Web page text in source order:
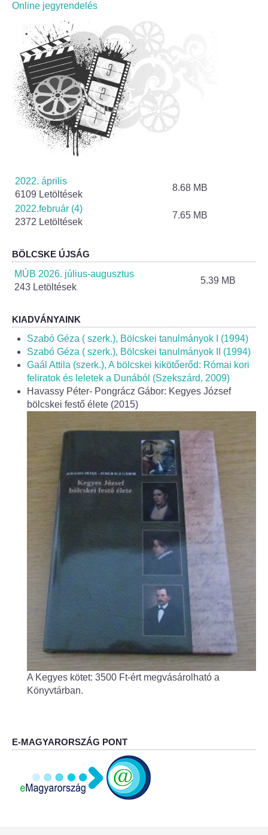
Online jegyrendelés
2022. április
6109 Letöltések
8.68 MB
2022.február (4)
2372 Letöltések
7.65 MB
BÖLCSKE ÚJSÁG
MÚB 2026. július-augusztus
243 Letöltések
5.39 MB
KIADVÁNYAINK
Szabó Géza ( szerk.), Bölcskei tanulmányok I (1994)
Szabó Géza ( szerk.), Bölcskei tanulmányok II (1994)
Gaál Attila (szerk.), A bölcskei kikötőerőd: Római kori
feliratok és leletek a Dunából (Szekszárd, 2009)
Havassy Péter- Pongrácz Gábor: Kegyes József
bölcskei festő élete (2015)
A Kegyes kötet: 3500 Ft-ért megvásárolható a
Könyvtárban.
E-MAGYARORSZÁG PONT